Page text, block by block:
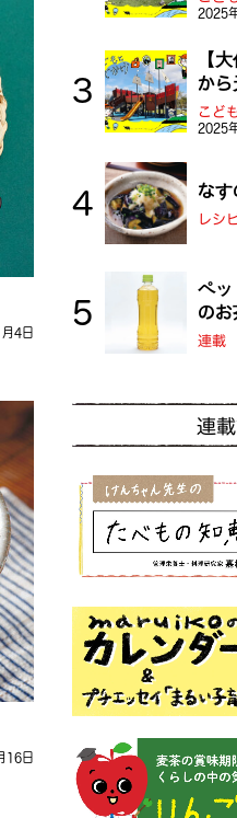
4日
16日
洞を
2025
【
から
ュー
おお
こど
2025
なす
レシ
ペッ
のお
る？
連載
連